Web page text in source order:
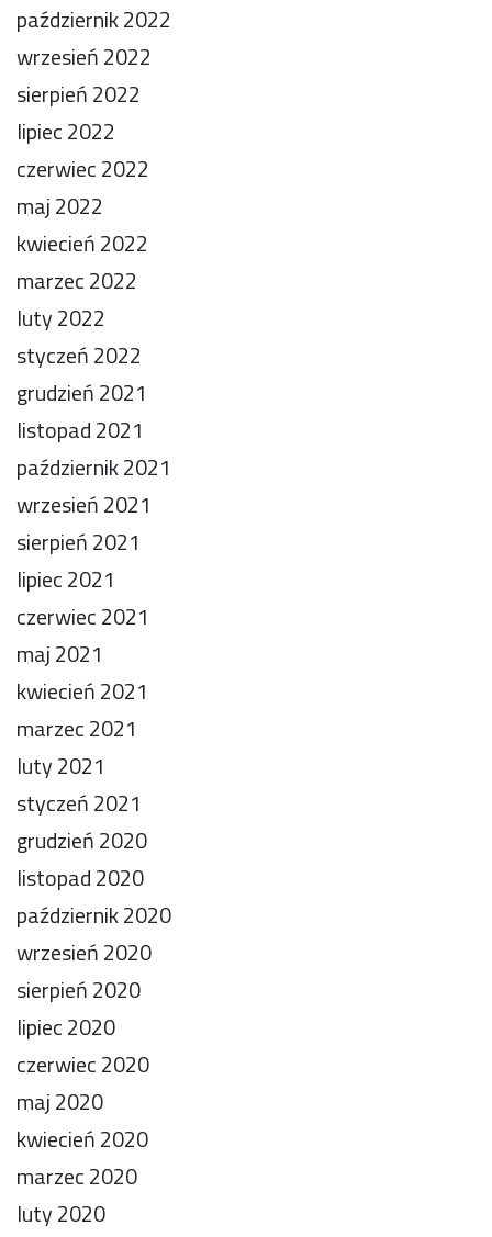
październik 2022
wrzesień 2022
sierpień 2022
lipiec 2022
czerwiec 2022
maj 2022
kwiecień 2022
marzec 2022
luty 2022
styczeń 2022
grudzień 2021
listopad 2021
październik 2021
wrzesień 2021
sierpień 2021
lipiec 2021
czerwiec 2021
maj 2021
kwiecień 2021
marzec 2021
luty 2021
styczeń 2021
grudzień 2020
listopad 2020
październik 2020
wrzesień 2020
sierpień 2020
lipiec 2020
czerwiec 2020
maj 2020
kwiecień 2020
marzec 2020
luty 2020